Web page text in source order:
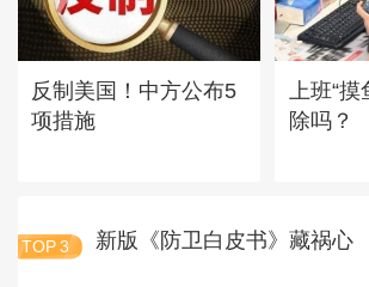
反制美国！中方公布5
项措施
上班“
除吗？
TOP 3 新版《防卫白皮书》藏祸心